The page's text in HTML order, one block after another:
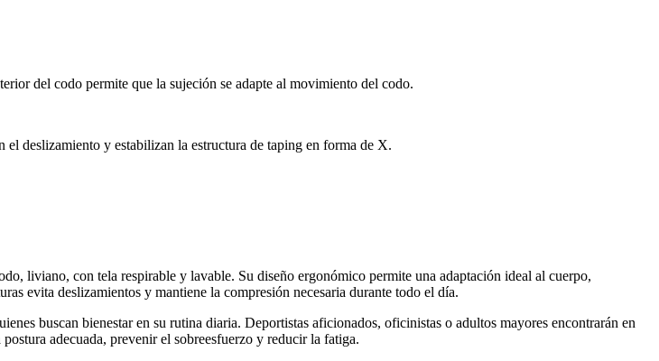
del codo permite que la sujeción se adapte al movimiento del codo.
deslizamiento y estabilizan la estructura de taping en forma de X.
liviano, con tela respirable y lavable. Su diseño ergonómico permite una adaptación ideal al cuerpo,
evita deslizamientos y mantiene la compresión necesaria durante todo el día.
buscan bienestar en su rutina diaria. Deportistas aficionados, oficinistas o adultos mayores encontrarán en
adecuada, prevenir el sobreesfuerzo y reducir la fatiga.